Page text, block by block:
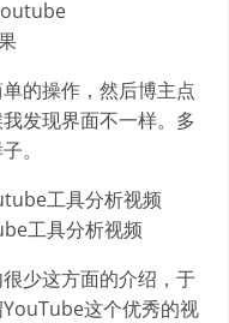
的操作，然后博主点
发现界面不一样。多
。
工具分析视频
少这方面的介绍，于
这个优秀的视